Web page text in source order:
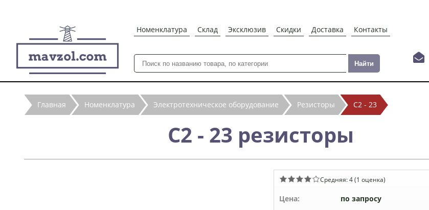
Номенклатура Склад Эксклюзив Скидки Доставка Контакты

Главная Номенклатура Электротехническое оборудование Резисторы С2 - 23
С2 - 23 резисторы
Средняя:4 (1 оценка)
Цена: по запросу